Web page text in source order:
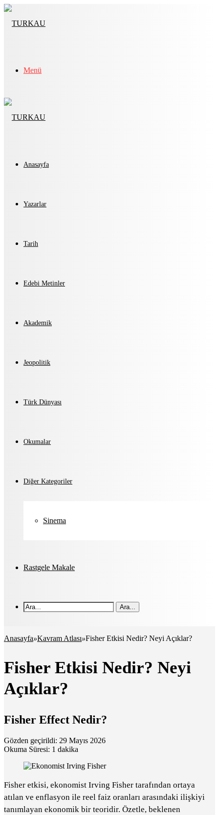
Menü
Anasayfa
Yazarlar
Tarih
Edebi Metinler
Akademik
Jeopolitik
Türk Dünyası
Okumalar
Diğer Kategoriler
Sinema
Rastgele Makale
Ara...
Anasayfa»Kavram Atlası»Fisher Etkisi Nedir? Neyi Açıklar?
Fisher Etkisi Nedir? Neyi
Açıklar?
Fisher Effect Nedir?
Gözden geçirildi: 29 Mayıs 2026
Okuma Süresi: 1 dakika
Fisher etkisi, ekonomist Irving Fisher tarafından ortaya
atılan ve enflasyon ile reel faiz oranları arasındaki ilişkiyi
tanımlayan ekonomik bir teoridir. Özetle, beklenen